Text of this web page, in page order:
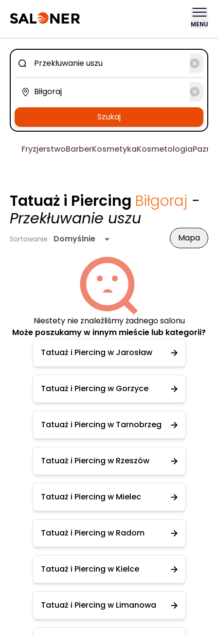
MENU
Szukaj
FryzjerstwoBarberKosmetykaKosmetologia
Tatuaż i Piercing Biłgoraj -
Przekłuwanie uszu
Sortowanie Domyślnie Mapa
Niestety nie znaleźliśmy żadnego salonu
Może poszukamy w innym mieście lub kategorii?
Tatuaż i Piercing w Jarosław
Tatuaż i Piercing w Gorzyce
Tatuaż i Piercing w Tarnobrzeg
Tatuaż i Piercing w Rzeszów
Tatuaż i Piercing w Mielec
Tatuaż i Piercing w Radom
Tatuaż i Piercing w Kielce
Tatuaż i Piercing w Limanowa